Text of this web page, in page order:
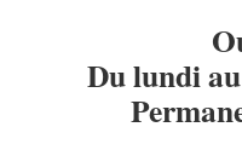
Du lundi